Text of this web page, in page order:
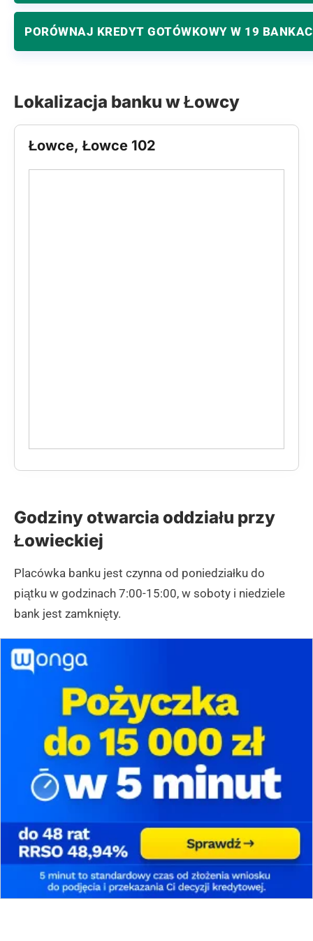
PORÓWNAJ KREDYT GOTÓWKOWY W 19
Lokalizacja banku w Łowcy
Łowce, Łowce 102
Godziny otwarcia oddziału przy
Łowieckiej
Placówka banku jest czynna od poniedziałku do
piątku w godzinach 7:00-15:00, w soboty i niedziele
bank jest zamknięty.